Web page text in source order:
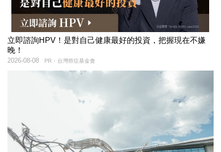
立即諮詢HPV！是對自己健康最好的投資，把握現在不嫌
晚！
PR・台灣癌症基金會
2026-08-08